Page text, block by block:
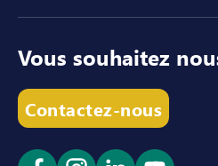
Vous souhaitez
Contactez-nous